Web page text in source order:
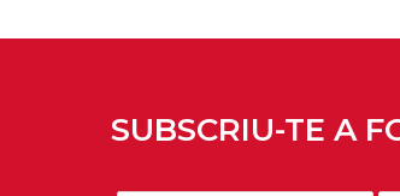
SUBSCRIU-TE A